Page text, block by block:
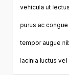
vehicula ut
purus ac
tempor augue
lacinia luctus